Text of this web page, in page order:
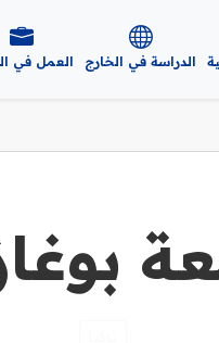
الدراسة في الخارج العمل في